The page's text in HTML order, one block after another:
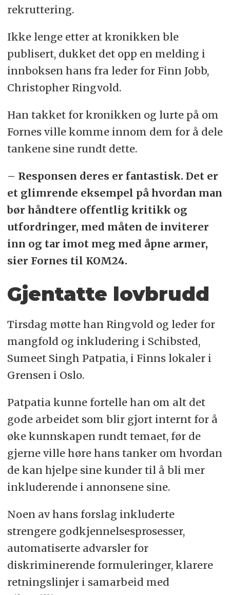
rekruttering.
Ikke lenge etter at kronikken ble
publisert, dukket det opp en melding i
innboksen hans fra leder for Finn Jobb,
Christopher Ringvold.
Han takket for kronikken og lurte på om
Fornes ville komme innom dem for å dele
tankene sine rundt dette.
– Responsen deres er fantastisk. Det er
et glimrende eksempel på hvordan man
bør håndtere offentlig kritikk og
utfordringer, med måten de inviterer
inn og tar imot meg med åpne armer,
sier Fornes til KOM24.
Gjentatte lovbrudd
Tirsdag møtte han Ringvold og leder for
mangfold og inkludering i Schibsted,
Sumeet Singh Patpatia, i Finns lokaler i
Grensen i Oslo.
Patpatia kunne fortelle han om alt det
gode arbeidet som blir gjort internt for å
øke kunnskapen rundt temaet, før de
gjerne ville høre hans tanker om hvordan
de kan hjelpe sine kunder til å bli mer
inkluderende i annonsene sine.
Noen av hans forslag inkluderte
strengere godkjennelsesprosesser,
automatiserte advarsler for
diskriminerende formuleringer, klarere
retningslinjer i samarbeid med